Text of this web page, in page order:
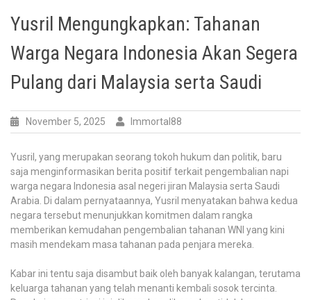
Yusril Mengungkapkan: Tahanan
Warga Negara Indonesia Akan Segera
Pulang dari Malaysia serta Saudi
November 5, 2025 Immortal88
Yusril, yang merupakan seorang tokoh hukum dan politik, baru
saja menginformasikan berita positif terkait pengembalian napi
warga negara Indonesia asal negeri jiran Malaysia serta Saudi
Arabia. Di dalam pernyataannya, Yusril menyatakan bahwa kedua
negara tersebut menunjukkan komitmen dalam rangka
memberikan kemudahan pengembalian tahanan WNI yang kini
masih mendekam masa tahanan pada penjara mereka.
Kabar ini tentu saja disambut baik oleh banyak kalangan, terutama
keluarga tahanan yang telah menanti kembali sosok tercinta.